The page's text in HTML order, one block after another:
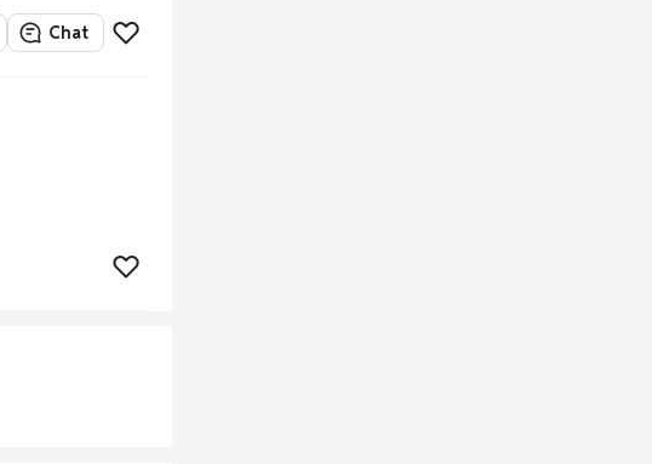
Chat